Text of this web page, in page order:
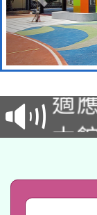
本
招
招)
適
本
礎
A3